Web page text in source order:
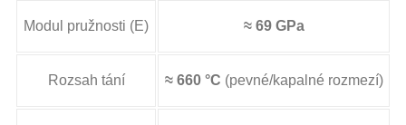
Modul pružnosti (E) ≈ 69 GPa
Rozsah tání ≈ 660 °C (pevné/kapalné rozmezí)